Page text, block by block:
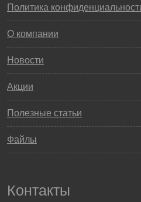
Политика
О компании
Новости
Акции
Полезные статьи
Файлы
Контакты